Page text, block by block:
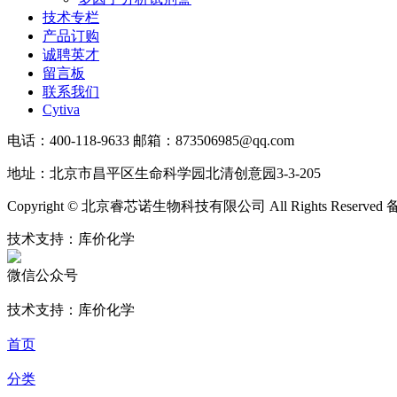
技术专栏
产品订购
诚聘英才
留言板
联系我们
Cytiva
电话：400-118-9633 邮箱：873506985@qq.com
地址：北京市昌平区生命科学园北清创意园3-3-205
Copyright © 北京睿芯诺生物科技有限公司 All Rights Reserved
技术支持：库价化学
微信公众号
技术支持：库价化学
首页
分类